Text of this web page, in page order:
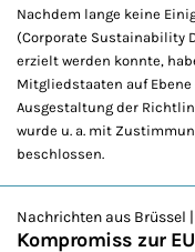
Nachdem lange keine
(Corporate Sustainability
erzielt werden konnte,
Mitgliedstaaten auf
Ausgestaltung der
wurde u. a. mit
beschlossen.
Nachrichten aus Brüssel
Kompromiss zur